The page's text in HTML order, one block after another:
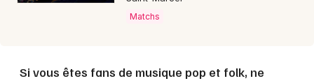
Matchs
Si vous êtes fans de musique pop et folk, ne